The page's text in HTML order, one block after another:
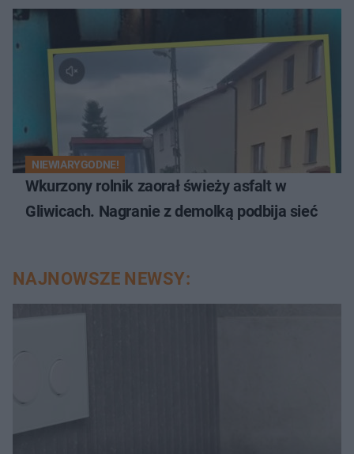
NIEWIARYGODNE!
Wkurzony rolnik zaorał świeży asfalt w
Gliwicach. Nagranie z demolką podbija sieć
NAJNOWSZE NEWSY: